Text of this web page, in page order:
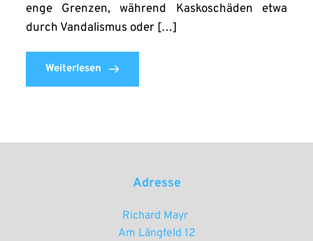
enge Grenzen, während Kaskoschäden etwa
durch Vandalismus oder […]
Weiterlesen
Adresse
Richard Mayr
Am Längfeld 12